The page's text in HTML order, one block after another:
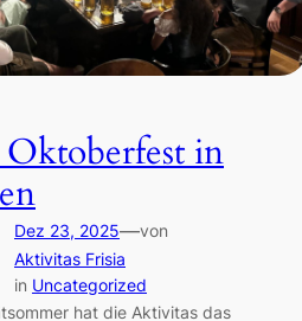
Oktoberfest in
Dez 23, 2025—von
Aktivitas Frisia
in Uncategorized
hat die Aktivitas das